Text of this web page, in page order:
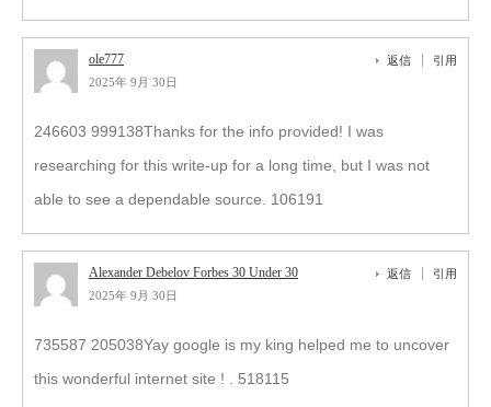
ole777
2025年 9月 30日
返信 引用
246603 999138Thanks for the info provided! I was
researching for this write-up for a long time, but I was not
able to see a dependable source. 106191
Alexander Debelov Forbes 30 Under 30
2025年 9月 30日
返信 引用
735587 205038Yay google is my king helped me to uncover
this wonderful internet site ! . 518115